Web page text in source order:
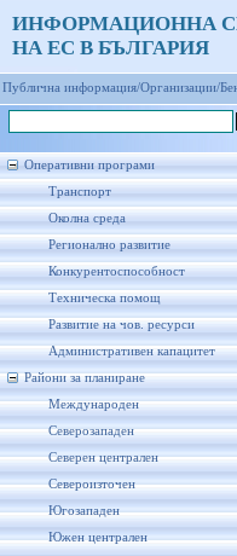
ИНФОРМАЦИОННА
НА ЕС В БЪЛГАРИЯ
Публична информация/Организации/
Оперативни програми
Транспорт
Околна среда
Регионално развитие
Конкурентоспособност
Техническа помощ
Развитие на чов. ресурси
Административен капацитет
Райони за планиране
Международен
Северозападен
Северен централен
Североизточен
Югозападен
Южен централен